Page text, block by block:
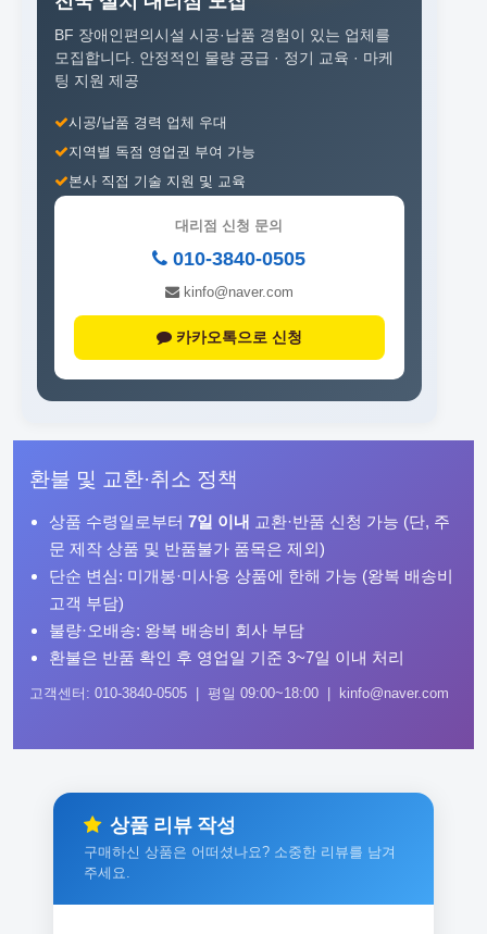
BF 장애인편의시설 시공·납품 경험이 있는 업체를
모집합니다. 안정적인 물량 공급 · 정기 교육 · 마케
팅 지원 제공
시공/납품 경력 업체 우대
지역별 독점 영업권 부여 가능
본사 직접 기술 지원 및 교육
대리점 신청 문의
010-3840-0505
kinfo@naver.com
카카오톡으로 신청
환불 및 교환·취소 정책
상품 수령일로부터 7일 이내 교환·반품 신청 가능 (단, 주
문 제작 상품 및 반품불가 품목은 제외)
단순 변심: 미개봉·미사용 상품에 한해 가능 (왕복 배송비
고객 부담)
불량·오배송: 왕복 배송비 회사 부담
환불은 반품 확인 후 영업일 기준 3~7일 이내 처리
고객센터: 010-3840-0505 | 평일 09:00~18:00 | kinfo@naver.com
상품 리뷰 작성
구매하신 상품은 어떠셨나요? 소중한 리뷰를 남겨
주세요.